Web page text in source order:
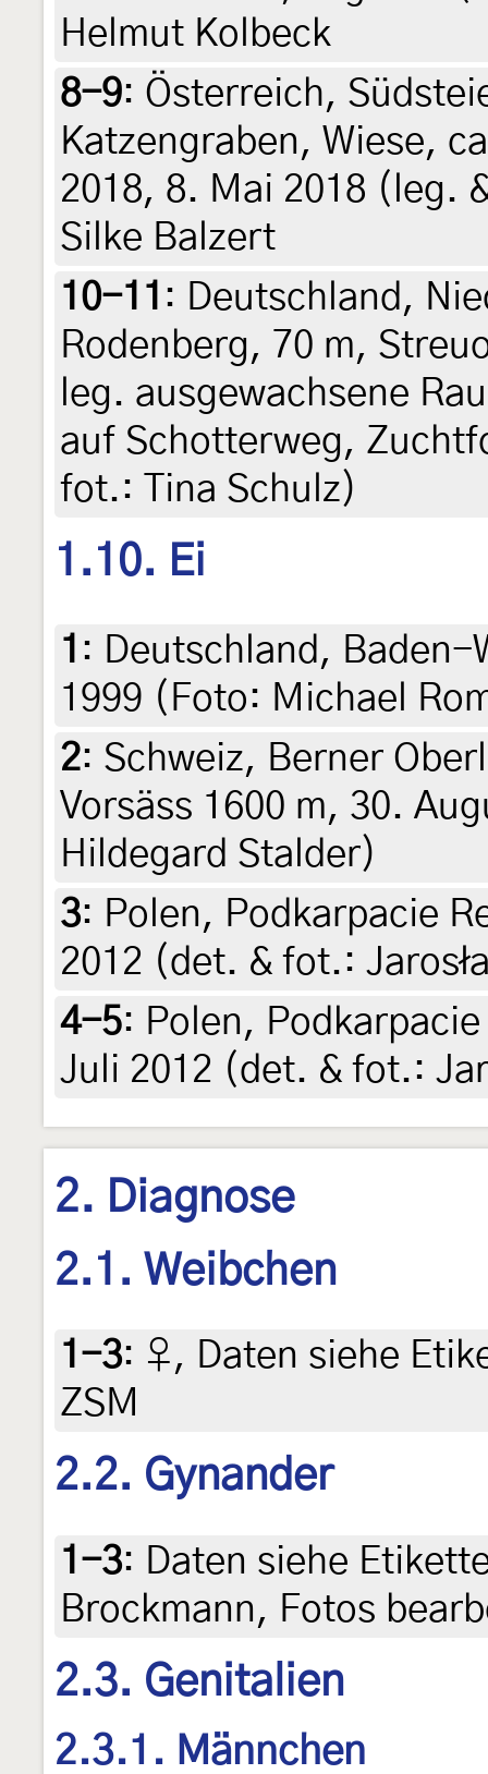
Helmut Kolbeck
8-9: Österreich,
Katzengraben, Wiese,
2018, 8. Mai 2018 (leg.
Silke Balzert
10-11 : Deutschland,
Rodenberg, 70 m,
leg. ausgewachsene
auf Schotterweg,
fot.: Tina Schulz)
1.10. Ei
1 : Deutschland,
1999 (Foto: Michael
2: Schweiz, Berner
Vorsäss 1600 m, 30.
Hildegard Stalder)
3: Polen, Podkarpacie
2012 (det. & fot.:
4-5: Polen,
Juli 2012 (det. & fot.:
2. Diagnose
2.1. Weibchen
1-3: ♀, Daten siehe
ZSM
2.2. Gynander
1-3: Daten siehe
Brockmann, Fotos
2.3. Genitalien
2.3.1. Männchen